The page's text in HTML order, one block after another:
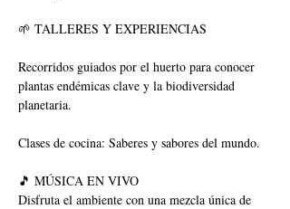
🌱 TALLERES Y EXPERIENCIAS
Recorridos guiados por el huerto para conocer
plantas endémicas clave y la biodiversidad
planetaria.
Clases de cocina: Saberes y sabores del mundo.
🎵 MÚSICA EN VIVO
Disfruta el ambiente con una mezcla única de